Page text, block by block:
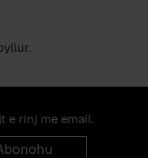
e rinj me email.